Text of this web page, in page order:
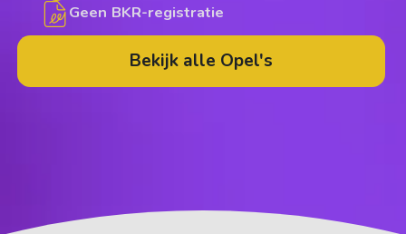
Geen BKR-registratie
Bekijk alle Opel's